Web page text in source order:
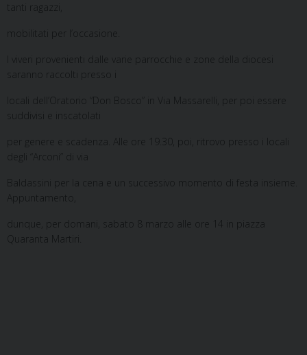
tanti ragazzi,
mobilitati per l’occasione.
I viveri provenienti dalle varie parrocchie e zone della diocesi
saranno raccolti presso i
locali dell’Oratorio “Don Bosco” in Via Massarelli, per poi essere
suddivisi e inscatolati
per genere e scadenza. Alle ore 19.30, poi, ritrovo presso i locali
degli “Arconi” di via
Baldassini per la cena e un successivo momento di festa insieme.
Appuntamento,
dunque, per domani, sabato 8 marzo alle ore 14 in piazza
Quaranta Martiri.